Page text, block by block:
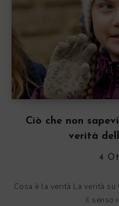
Ciò che non
verità
4
Cosa è la verità La verità
il senso